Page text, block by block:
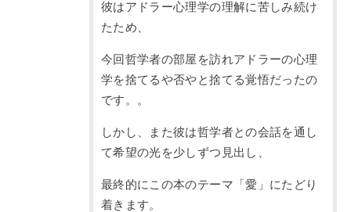
彼はアドラー心理学の理解に苦しみ続け
たため、
今回哲学者の部屋を訪れアドラーの心理
学を捨てるや否やと捨てる覚悟だったの
です。。
しかし、また彼は哲学者との会話を通し
て希望の光を少しずつ見出し、
最終的にこの本のテーマ「愛」にたどり
着きます。